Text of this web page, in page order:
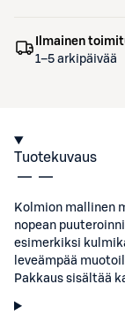
Ilmainen
1–5 arkipäivää
Tuotekuvaus
Kolmion mallinen
nopean
esimerkiksi
leveämpää
Pakkaus sisältää